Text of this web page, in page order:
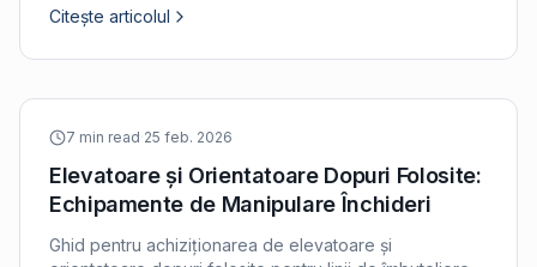
Citește articolul
7 min read·25 feb. 2026
Elevatoare și Orientatoare Dopuri Folosite:
Echipamente de Manipulare Închideri
Ghid pentru achiziționarea de elevatoare și